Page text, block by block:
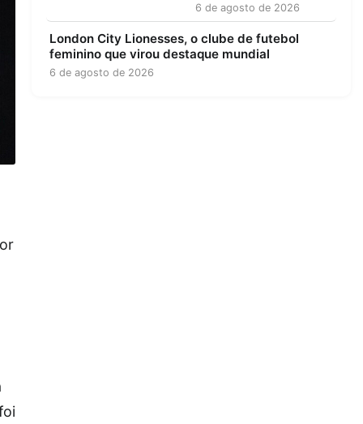
6 de agosto de 2026
London City Lionesses, o clube de futebol
feminino que virou destaque mundial
6 de agosto de 2026